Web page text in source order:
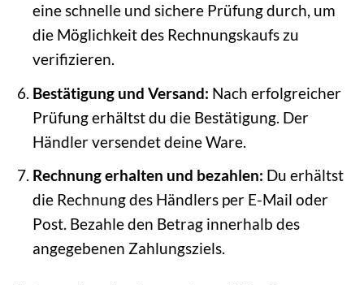
eine schnelle und sichere Prüfung durch, um
die Möglichkeit des Rechnungskaufs zu
verifizieren.
Bestätigung und Versand: Nach erfolgreicher
Prüfung erhältst du die Bestätigung. Der
Händler versendet deine Ware.
Rechnung erhalten und bezahlen: Du erhältst
die Rechnung des Händlers per E-Mail oder
Post. Bezahle den Betrag innerhalb des
angegebenen Zahlungsziels.